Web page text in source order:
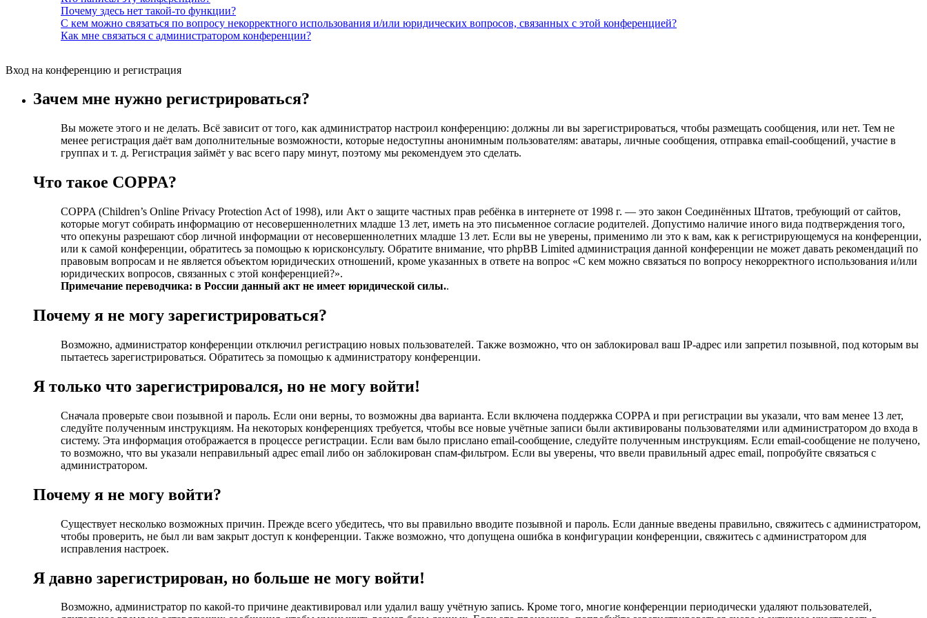
Почему здесь нет такой-то функции?
С кем можно связаться по вопросу некорректного использования и/или юридических вопросов, связанных с этой конференцией?
Как мне связаться с администратором конференции?
Вход на конференцию и регистрация
Зачем мне нужно регистрироваться?
Вы можете этого и не делать. Всё зависит от того, как администратор настроил конференцию: должны ли вы зарегистрироваться, чтобы размещать сообщения, или нет. Тем не
менее регистрация даёт вам дополнительные возможности, которые недоступны анонимным пользователям: аватары, личные сообщения, отправка email-сообщений, участие в
группах и т. д. Регистрация займёт у вас всего пару минут, поэтому мы рекомендуем это сделать.
Что такое COPPA?
COPPA (Children’s Online Privacy Protection Act of 1998), или Акт о защите частных прав ребёнка в интернете от 1998 г. — это закон Соединённых Штатов, требующий от сайтов,
которые могут собирать информацию от несовершеннолетних младше 13 лет, иметь на это письменное согласие родителей. Допустимо наличие иного вида подтверждения того,
что опекуны разрешают сбор личной информации от несовершеннолетних младше 13 лет. Если вы не уверены, применимо ли это к вам, как к регистрирующемуся на конференции,
или к самой конференции, обратитесь за помощью к юрисконсульту. Обратите внимание, что phpBB Limited администрация данной конференции не может давать рекомендаций по
правовым вопросам и не является объектом юридических отношений, кроме указанных в ответе на вопрос «С кем можно связаться по вопросу некорректного использования и/или
юридических вопросов, связанных с этой конференцией?».
Примечание переводчика: в России данный акт не имеет юридической силы..
Почему я не могу зарегистрироваться?
Возможно, администратор конференции отключил регистрацию новых пользователей. Также возможно, что он заблокировал ваш IP-адрес или запретил позывной, под которым вы
пытаетесь зарегистрироваться. Обратитесь за помощью к администратору конференции.
Я только что зарегистрировался, но не могу войти!
Сначала проверьте свои позывной и пароль. Если они верны, то возможны два варианта. Если включена поддержка COPPA и при регистрации вы указали, что вам менее 13 лет,
следуйте полученным инструкциям. На некоторых конференциях требуется, чтобы все новые учётные записи были активированы пользователями или администратором до входа в
систему. Эта информация отображается в процессе регистрации. Если вам было прислано email-сообщение, следуйте полученным инструкциям. Если email-сообщение не получено,
то возможно, что вы указали неправильный адрес email либо он заблокирован спам-фильтром. Если вы уверены, что ввели правильный адрес email, попробуйте связаться с
администратором.
Почему я не могу войти?
Существует несколько возможных причин. Прежде всего убедитесь, что вы правильно вводите позывной и пароль. Если данные введены правильно, свяжитесь с администратором,
чтобы проверить, не был ли вам закрыт доступ к конференции. Также возможно, что допущена ошибка в конфигурации конференции, свяжитесь с администратором для
исправления настроек.
Я давно зарегистрирован, но больше не могу войти!
Возможно, администратор по какой-то причине деактивировал или удалил вашу учётную запись. Кроме того, многие конференции периодически удаляют пользователей,